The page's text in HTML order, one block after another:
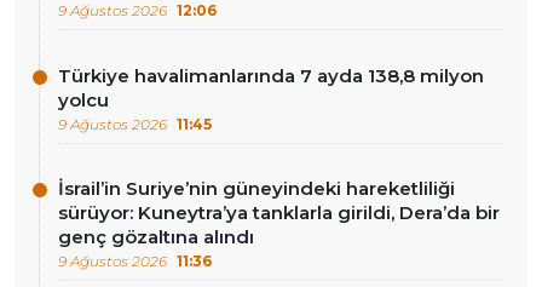
9 Ağustos 2026 12:06
Türkiye havalimanlarında 7 ayda 138,8 milyon
yolcu
9 Ağustos 2026 11:45
İsrail’in Suriye’nin güneyindeki hareketliliği
sürüyor: Kuneytra’ya tanklarla girildi, Dera’da bir
genç gözaltına alındı
9 Ağustos 2026 11:36